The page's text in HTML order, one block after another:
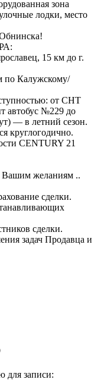
зона
лодки, место
15 км до г.
по Калужскому/
от СНТ
автобус №229 до
— в летний сезон.
круглогодично.
CENTURY 21
Вашим желаниям ..
сделки.
сделки.
задач Продавца и
для записи: